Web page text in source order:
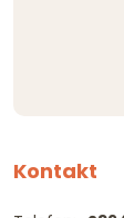
Kontakt